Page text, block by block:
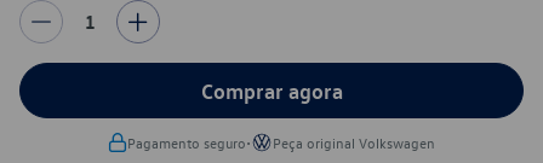
1
Comprar agora
Pagamento seguro• Peça original Volkswagen